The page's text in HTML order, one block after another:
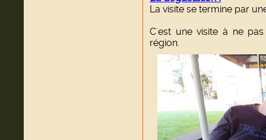
La visite se termine par
C'est une visite à ne
région.